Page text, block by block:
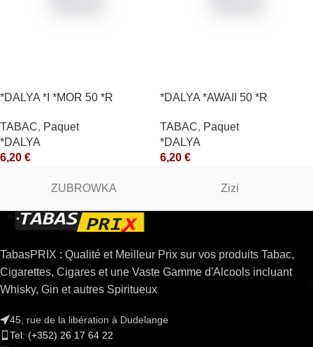
*DALYA *I *MOR 50 *R
TABAC, Paquet
*DALYA
6,20 €
*DALYA *AWAII 50 *R
TABAC, Paquet
*DALYA
6,20 €
ZUBROWKA Zizi
TabasPRIX : Qualité et Meilleur Prix sur vos produits Tabac,
Cigarettes, Cigares et une Vaste Gamme d'Alcools incluant
Whisky, Gin et autres Spiritueux
45, rue de la libération à Dudelange
Tel: (+352) 26 17 64 22